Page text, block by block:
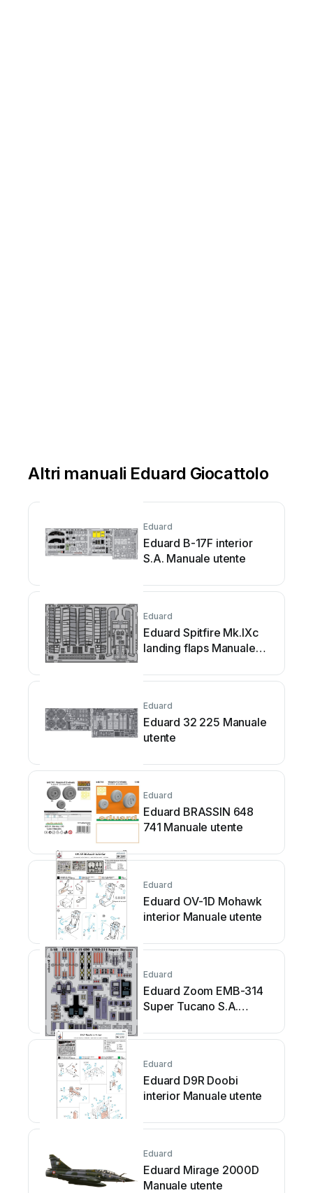
Altri manuali Eduard Giocattolo
Eduard
Eduard B-17F interior
S.A. Manuale utente
Eduard
Eduard Spitfire Mk.IXc
landing flaps Manuale
Eduard
Eduard 32 225 Manuale
utente
Eduard
Eduard BRASSIN 648
741 Manuale utente
Eduard
Eduard OV-1D Mohawk
interior Manuale utente
Eduard
Eduard Zoom EMB-314
Super Tucano S.A.
Eduard
Eduard D9R Doobi
interior Manuale utente
Eduard
Eduard Mirage 2000D
Manuale utente